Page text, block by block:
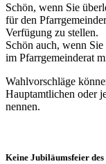
Schön, wenn Sie
für den
Verfügung zu stellen.
Schön auch, wenn
im Pfarrgemeinderat
Wahlvorschläge
Hauptamtlichen oder
nennen.
Keine Jubiläumsfeier